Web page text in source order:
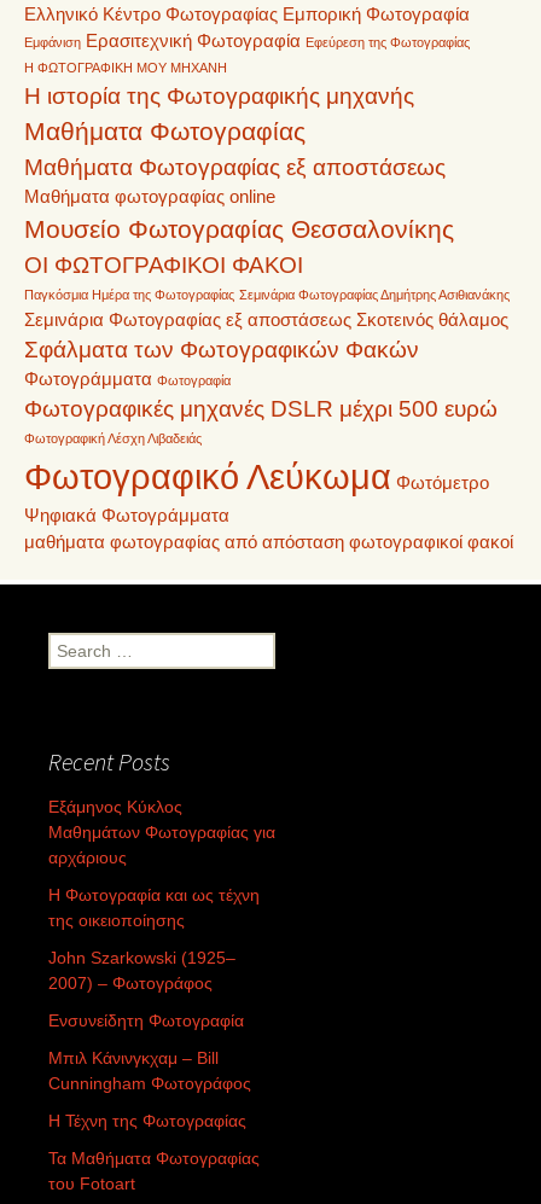
Ελληνικό Κέντρο Φωτογραφίας Εμπορική Φωτογραφία
Εμφάνιση Ερασιτεχνική Φωτογραφία Εφεύρεση της Φωτογραφίας
Η ΦΩΤΟΓΡΑΦΙΚΗ ΜΟΥ ΜΗΧΑΝΗ
Η ιστορία της Φωτογραφικής μηχανής
Μαθήματα Φωτογραφίας
Μαθήματα Φωτογραφίας εξ αποστάσεως
Μαθήματα φωτογραφίας online
Μουσείο Φωτογραφίας Θεσσαλονίκης
ΟΙ ΦΩΤΟΓΡΑΦΙΚΟΙ ΦΑΚΟΙ
Παγκόσμια Ημέρα της Φωτογραφίας Σεμινάρια Φωτογραφίας Δημήτρης Ασιθιανάκης
Σεμινάρια Φωτογραφίας εξ αποστάσεως Σκοτεινός θάλαμος
Σφάλματα των Φωτογραφικών Φακών
Φωτογράμματα Φωτογραφία
Φωτογραφικές μηχανές DSLR μέχρι 500 ευρώ
Φωτογραφική Λέσχη Λιβαδειάς
Φωτογραφικό Λεύκωμα Φωτόμετρο
Ψηφιακά Φωτογράμματα
μαθήματα φωτογραφίας από απόσταση φωτογραφικοί φακοί
Search
for:
Recent Posts
Εξάμηνος Κύκλος
Μαθημάτων Φωτογραφίας για
αρχάριους
Η Φωτογραφία και ως τέχνη
της οικειοποίησης
John Szarkowski (1925–
2007) – Φωτογράφος
Ενσυνείδητη Φωτογραφία
Μπιλ Κάνινγκχαμ – Bill
Cunningham Φωτογράφος
Η Τέχνη της Φωτογραφίας
Τα Μαθήματα Φωτογραφίας
του Fotoart